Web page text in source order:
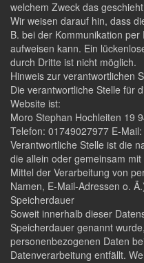
welchem Zweck das
Wir weisen darauf hin, dass
B. bei der Kommunikation
aufweisen kann. Ein
durch Dritte ist nicht möglich.
Hinweis zur verantwortlichen
Die verantwortliche Stelle für
Website ist:
Moro Stephan Hochleiten 19
Telefon: 01749027977 E-Mail:
Verantwortliche Stelle ist die
die allein oder gemeinsam
Mittel der Verarbeitung von
Namen, E-Mail-Adressen o.
Speicherdauer
Soweit innerhalb dieser
Speicherdauer genannt
personenbezogenen Daten
Datenverarbeitung entfällt.